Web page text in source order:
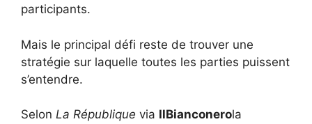
participants.
Mais le principal défi reste de trouver une
stratégie sur laquelle toutes les parties puissent
s’entendre.
Selon La République via IlBianconerola